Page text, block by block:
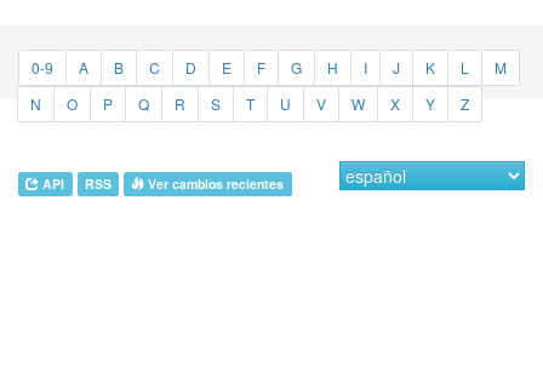
0-9 A B C D E F G H I J K L
M
N
O P Q R S T U V W X Y Z
API RSS Ver cambios recientes